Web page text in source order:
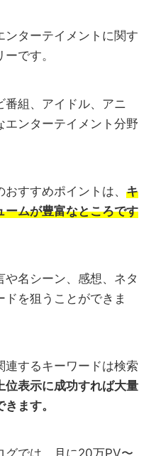
ンターテイメントに関す
です。
組、アイドル、アニ
エンターテイメント分野
すすめポイントは、 キ
ームが豊富なところです
名シーン、感想、ネタ
を狙うことができま
連するキーワードは検索
上位表示に成功すれば大量
ます。
グでは、月に20万PV〜